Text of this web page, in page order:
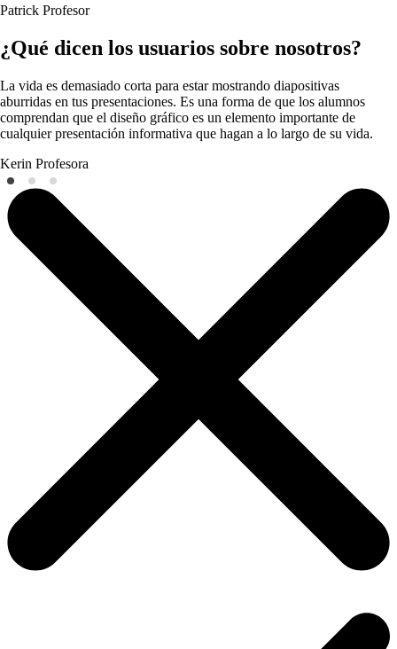
Patrick Profesor
¿Qué dicen los usuarios sobre nosotros?
La vida es demasiado corta para estar mostrando diapositivas
aburridas en tus presentaciones. Es una forma de que los alumnos
comprendan que el diseño gráfico es un elemento importante de
cualquier presentación informativa que hagan a lo largo de su vida.
Kerin Profesora